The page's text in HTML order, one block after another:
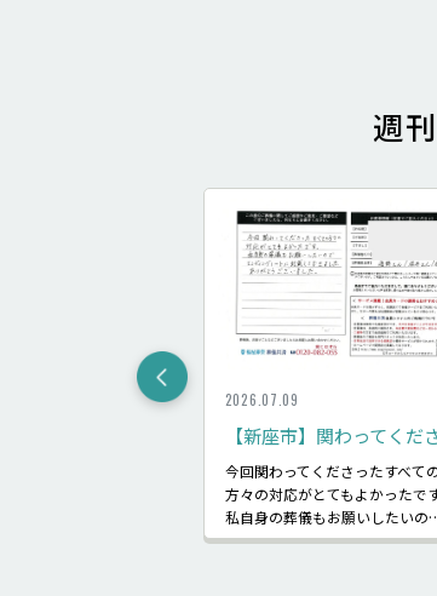
週
2026.07.09
今回関わってくださったすべて
方々の対応がとてもよかったです
私自身の葬儀もお願いしたい